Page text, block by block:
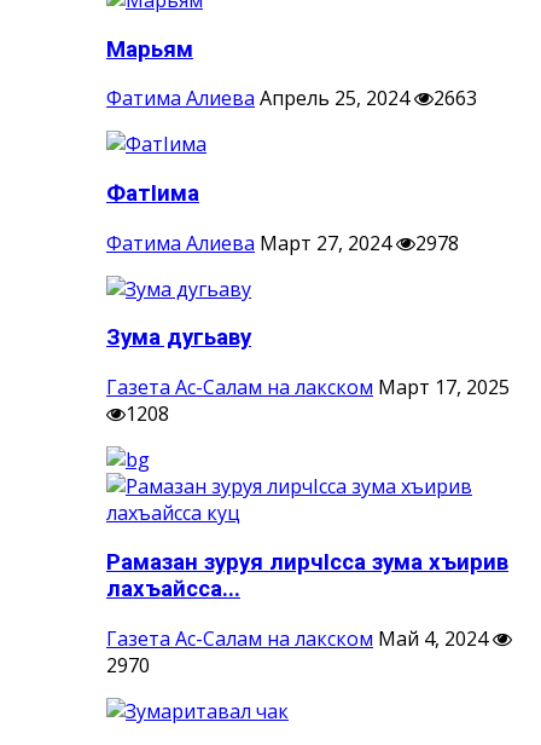
Марьям
Фатима Алиева Апрель 25, 2024 2663
ФатIима
Фатима Алиева Март 27, 2024 2978
Зума дугьаву
Газета Ас-Салам на лакском Март 17, 2025
1208
Рамазан зуруя лирчIсса зума хъирив
лахъайсса...
Газета Ас-Салам на лакском Май 4, 2024
2970